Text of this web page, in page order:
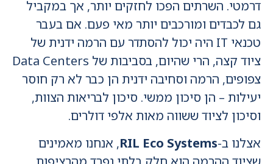
דרמטי. השרתים הפכו לחזקים יותר, אך במקביל
גם לכבדים ומורכבים יותר מאי פעם. אם בעבר
טכנאי IT היה יכול להסתדר עם הרמה ידנית של
ציוד קצה, הרי שהיום, בסביבות של Data Centers
צפופים, הרמה וסחיבה ידנית הן כבר לא רק חוסר
יעילות – הן סיכון ממשי. סיכון לבריאות הצוות,
וסיכון לציוד ששווה מאות אלפי דולרים.
אצלנו ב-RIL Eco Systems, אנחנו מאמינים